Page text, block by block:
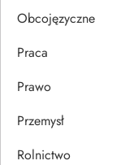
u
Obcojęzyczne
Praca
Prawo
Przemysł
Rolnictwo